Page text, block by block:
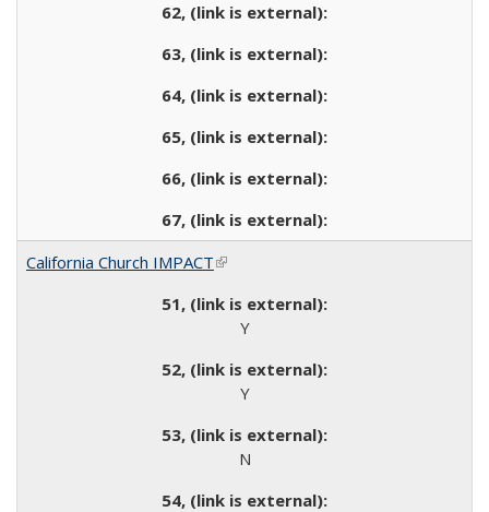
California Church IMPACT(link is external)
Y
Y
N